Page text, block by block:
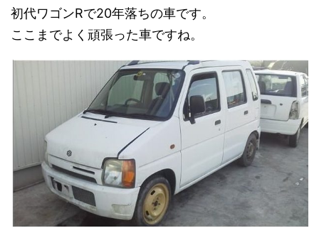
初代ワゴンRで20年落ちの車です。
ここまでよく頑張った車ですね。